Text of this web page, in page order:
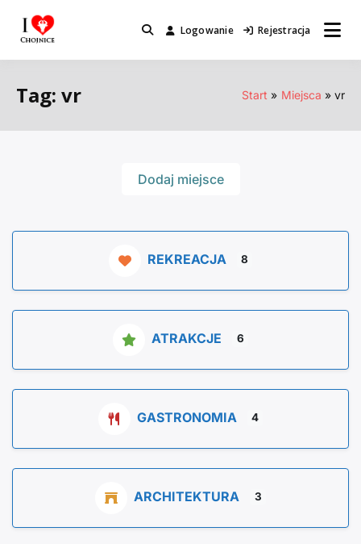
Miejsca które warto odwiedzić.
Logowanie Rejestracja
Tag: vr Start Miejsca vr
Dodaj miejsce
REKREACJA 8
ATRAKCJE 6
GASTRONOMIA 4
ARCHITEKTURA 3